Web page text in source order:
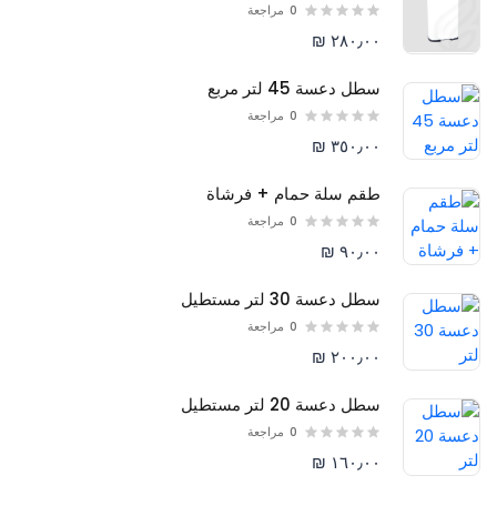
0 مراجعة
٢٨٠٫٠٠ ₪
سطل دعسة 45 لتر مربع
0 مراجعة
٣٥٠٫٠٠ ₪
طقم سلة حمام + فرشاة
0 مراجعة
٩٠٫٠٠ ₪
سطل دعسة 30 لتر مستطيل
0 مراجعة
٢٠٠٫٠٠ ₪
سطل دعسة 20 لتر مستطيل
0 مراجعة
١٦٠٫٠٠ ₪